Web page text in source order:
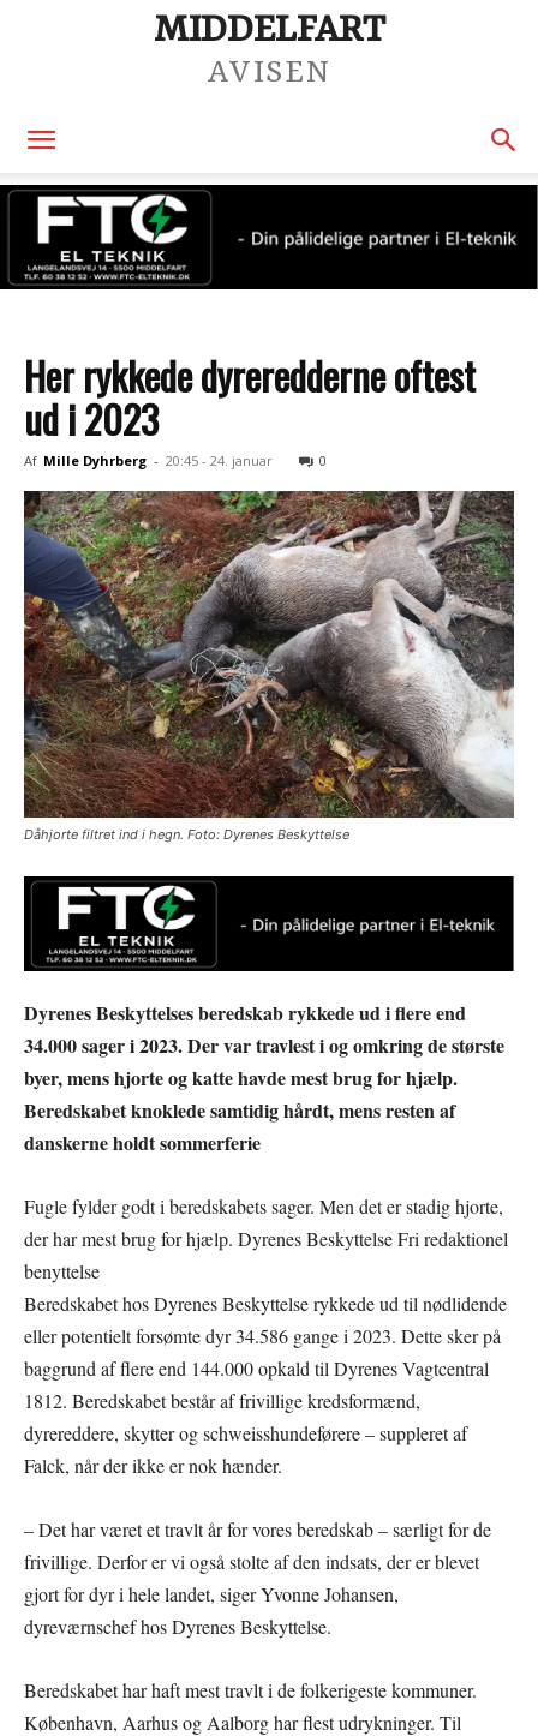
MIDDELFART
AVISEN
Her rykkede dyreredderne oftest
ud i 2023
Af Mille Dyhrberg - 20:45 - 24. januar 0
Dåhjorte filtret ind i hegn. Foto: Dyrenes Beskyttelse
Dyrenes Beskyttelses beredskab rykkede ud i flere end
34.000 sager i 2023. Der var travlest i og omkring de største
byer, mens hjorte og katte havde mest brug for hjælp.
Beredskabet knoklede samtidig hårdt, mens resten af
danskerne holdt sommerferie
Fugle fylder godt i beredskabets sager. Men det er stadig hjorte,
der har mest brug for hjælp. Dyrenes Beskyttelse Fri redaktionel
benyttelse
Beredskabet hos Dyrenes Beskyttelse rykkede ud til nødlidende
eller potentielt forsømte dyr 34.586 gange i 2023. Dette sker på
baggrund af flere end 144.000 opkald til Dyrenes Vagtcentral
1812. Beredskabet består af frivillige kredsformænd,
dyrereddere, skytter og schweisshundeførere – suppleret af
Falck, når der ikke er nok hænder.
– Det har været et travlt år for vores beredskab – særligt for de
frivillige. Derfor er vi også stolte af den indsats, der er blevet
gjort for dyr i hele landet, siger Yvonne Johansen,
dyreværnschef hos Dyrenes Beskyttelse.
Beredskabet har haft mest travlt i de folkerigeste kommuner.
København, Aarhus og Aalborg har flest udrykninger. Til